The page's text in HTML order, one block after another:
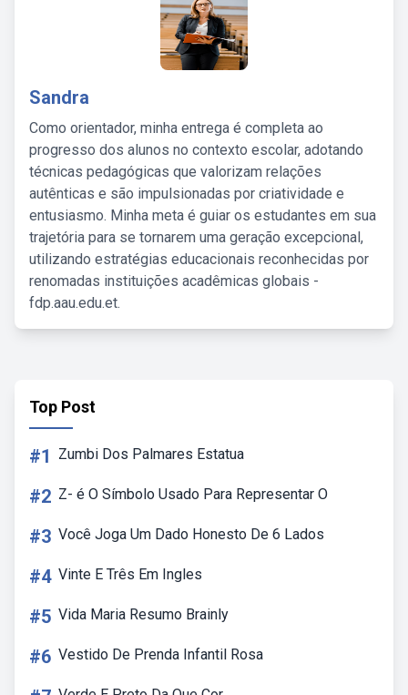
Sandra
Como orientador, minha entrega é completa ao
progresso dos alunos no contexto escolar, adotando
técnicas pedagógicas que valorizam relações
autênticas e são impulsionadas por criatividade e
entusiasmo. Minha meta é guiar os estudantes em sua
trajetória para se tornarem uma geração excepcional,
utilizando estratégias educacionais reconhecidas por
renomadas instituições acadêmicas globais -
fdp.aau.edu.et.
Top Post
#1 Zumbi Dos Palmares Estatua
#2 Z- é O Símbolo Usado Para Representar O
#3 Você Joga Um Dado Honesto De 6 Lados
#4 Vinte E Três Em Ingles
#5 Vida Maria Resumo Brainly
#6 Vestido De Prenda Infantil Rosa